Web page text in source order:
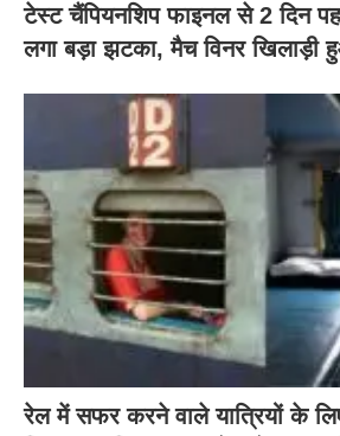
टेस्ट चैंपियनशिप फाइनल से 2 दिन
लगा बड़ा झटका, मैच विनर खिलाड़ी
रेल में सफर करने वाले यात्रियों के